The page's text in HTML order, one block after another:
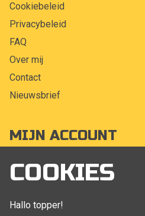
COOKIES
Hallo topper!
Cookiebeleid
Privacybeleid
FAQ
Over mij
Contact
Nieuwsbrief
MIJN ACCOUNT
Mijn account
Bestellingen